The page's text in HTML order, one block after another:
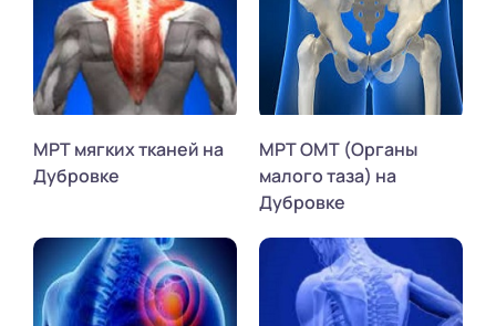
МРТ мягких тканей на
Дубровке
МРТ ОМТ (Органы
малого таза) на
Дубровке